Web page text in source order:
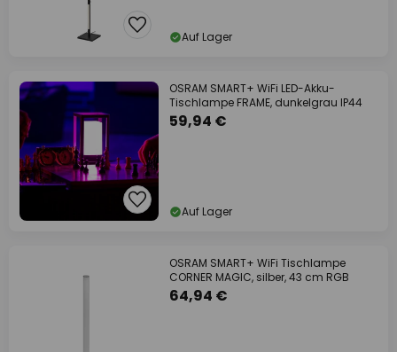
Auf Lager
OSRAM SMART+ WiFi LED-Akku-
Tischlampe FRAME, dunkelgrau IP44
59,94 €
Auf Lager
OSRAM SMART+ WiFi Tischlampe
CORNER MAGIC, silber, 43 cm RGB
64,94 €